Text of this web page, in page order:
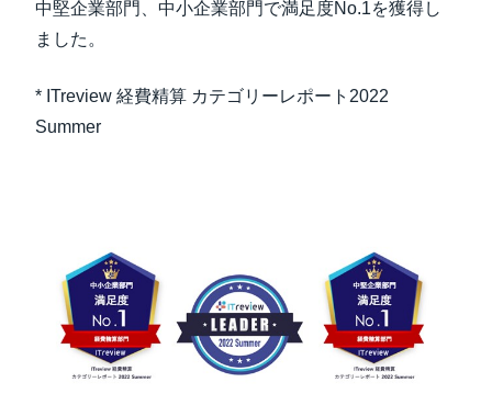
中堅企業部門、中小企業部門で満足度No.1を獲得し
ました。
* ITreview 経費精算 カテゴリーレポート2022
Summer